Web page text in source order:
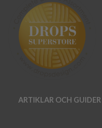
ARTIKLAR OCH GUIDER